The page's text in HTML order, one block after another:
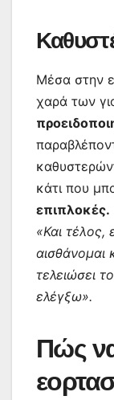
Μέσα στην
χαρά των
κάτι που
επιπλοκές.
«Και τέλος,
τελειώσει το
ελέγξω».
Πώς